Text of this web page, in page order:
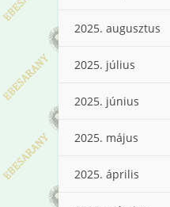
2025. augusztus
2025. július
2025. június
2025. május
2025. április